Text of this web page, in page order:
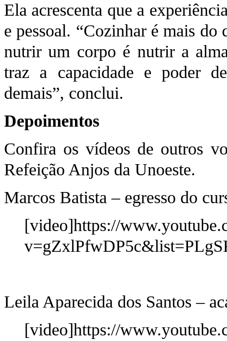
Ela acrescenta que a
e pessoal. “Cozinhar é mais do
nutrir um corpo é nutrir a
traz a capacidade e poder
demais”, conclui.
Depoimentos
Confira os vídeos de outros
Refeição Anjos da Unoeste.
Marcos Batista – egresso do
[video]https://
Leila Aparecida dos Santos –
[video]https://